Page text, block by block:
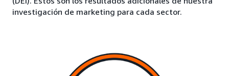
investigación de marketing para cada sector.